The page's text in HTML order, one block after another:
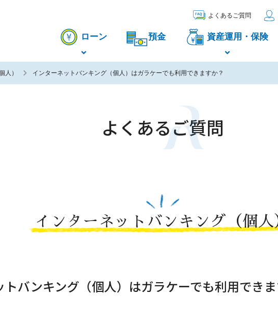
ローン 預金 資産運用・保険
よくあるご質問
人） インターネットバンキング（個人）はガラケーでも利用できますか？
よくあるご質問
インターネットバンキング（個人
トバンキング（個人）はガラケーでも利用でき